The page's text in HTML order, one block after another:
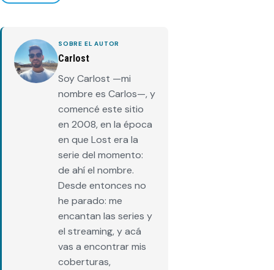
SOBRE EL AUTOR
Carlost
Soy Carlost —mi
nombre es Carlos—, y
comencé este sitio
en 2008, en la época
en que Lost era la
serie del momento:
de ahí el nombre.
Desde entonces no
he parado: me
encantan las series y
el streaming, y acá
vas a encontrar mis
coberturas,